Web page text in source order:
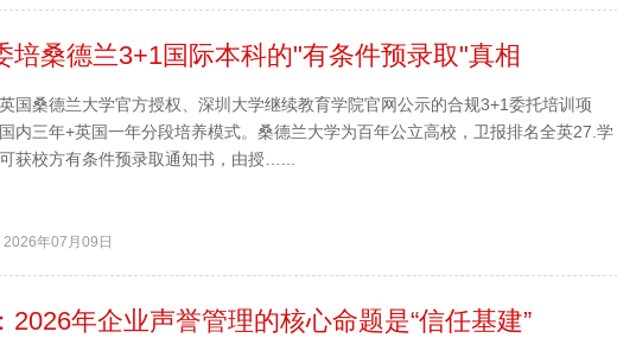
培桑德兰3+1国际本科的"有条件预录取"真相
国桑德兰大学官方授权、深圳大学继续教育学院官网公示的合规3+1委托培训项
内三年+英国一年分段培养模式。桑德兰大学为百年公立高校，卫报排名全英27.学
获校方有条件预录取通知书，由授…...
年07月09日
年企业声誉管理的核心命题是“信任基建”